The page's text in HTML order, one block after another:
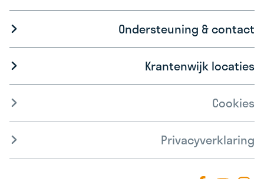
Ondersteuning & contact
Krantenwijk locaties
Cookies
Privacyverklaring